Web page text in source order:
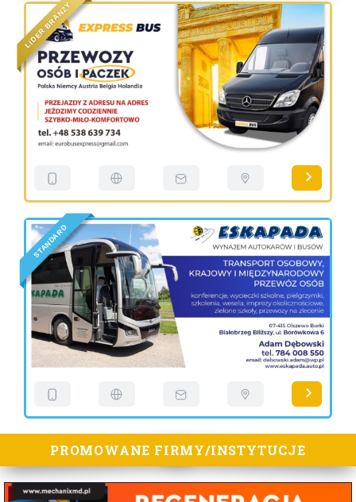
LI
DER
BRAN
Ż
Y
STANDAR
D
PROMOWANE FIRMY/INSTYTUCJE